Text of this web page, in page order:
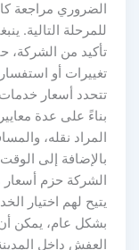
الضروري مراجعة
للمرحلة التالية.
تأكيد من الشركة،
تغييرات أو
تتحدد أسعار
بناءً على عدة
المراد نقله،
بالإضافة إلى الوقت
الشركة حزم أسعار
يتيح لهم اختيار
بشكل عام، يمكن أن
العفش داخل